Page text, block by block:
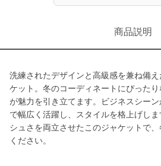
商品説明
洗練されたデザインと高級感を兼ね備
ケット。冬のコーディネートにぴった
が魅力を引き立てます。ビジネスシー
で幅広く活躍し、スタイルを格上げし
シュさを両立させたこのジャケットで
ください。